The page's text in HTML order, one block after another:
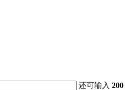
还可输入200